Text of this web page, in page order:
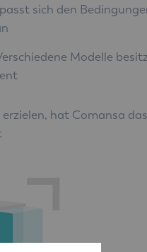
sich den
Modelle
hat Comansa das